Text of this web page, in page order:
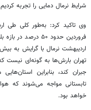
شرایط نرمال دمایی را تجربه
وی تاکید کرد: به‌طور کلی طی
فروردین حدود ۵۰
اردیبهشت نرمال با گرایش به
تهران بارش‌ها به گونه‌ای نیست
جبران کند، بنابراین
تابستانی مواجه می‌شوند که
خواهد بود.